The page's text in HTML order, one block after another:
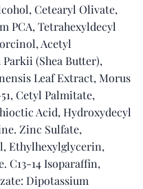
Cetearyl Olivate,
PCA, Tetrahexyldecyl
Acetyl
(Shea Butter),
Leaf Extract, Morus
Cetyl Palmitate,
Acid, Hydroxydecyl
Zinc Sulfate,
Ethylhexylglycerin,
C13-14 Isoparaffin,
Dipotassium